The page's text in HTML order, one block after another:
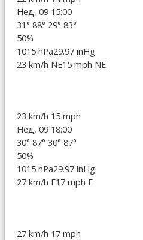
Нед, 09 15:00
31° 88° 29° 83°
50%
1015 hPa29.97 inHg
23 km/h NE15 mph NE
23 km/h 15 mph
Нед, 09 18:00
30° 87° 30° 87°
50%
1015 hPa29.97 inHg
27 km/h E17 mph E
27 km/h 17 mph